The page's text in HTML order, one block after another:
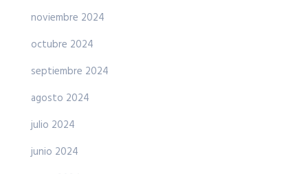
noviembre 2024
octubre 2024
septiembre 2024
agosto 2024
julio 2024
junio 2024